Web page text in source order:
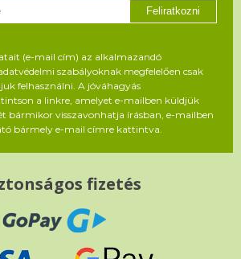
Feliratkozni
(e-mail cím) az alkalmazandó
szabályoknak megfelelően csak
felhasználni. A jóváhagyás
a linkre, amelyet e-mailben küldjük
bármikor visszavonhatja írásban, e-mailben
bármely e-mail címre kattintva.
fizetés